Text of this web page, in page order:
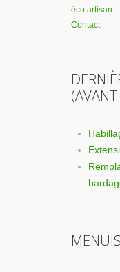
éco artisan
Contact